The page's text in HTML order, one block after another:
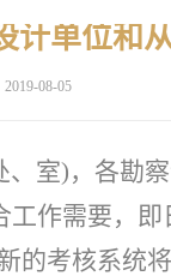
计单位和
2019-08-05
室)，各勘
工作需要，
的考核系统